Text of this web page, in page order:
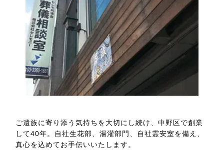
ご遺族に寄り添う気持ちを大切にし続け、中野区で創業
して40年。自社生花部、湯灌部門、自社霊安室を備え、
真心を込めてお手伝いいたします。